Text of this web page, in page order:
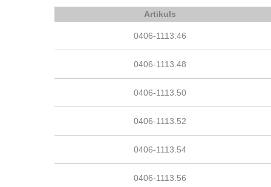
Artikuls
0406-1113.46
0406-1113.48
0406-1113.50
0406-1113.52
0406-1113.54
0406-1113.56